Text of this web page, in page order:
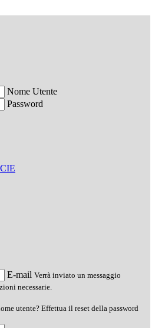
Nome Utente
Password
E-mail Verrà inviato un messaggio
necessarie.
utente? Effettua il reset della password